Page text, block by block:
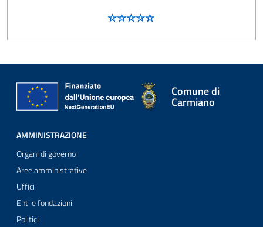
Comune di
Carmiano
AMMINISTRAZIONE
Organi di governo
Aree amministrative
Uffici
Enti e fondazioni
Politici